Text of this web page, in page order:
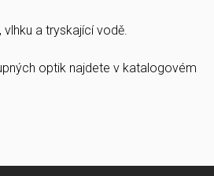
a tryskající vodě.
optik najdete v katalogovém